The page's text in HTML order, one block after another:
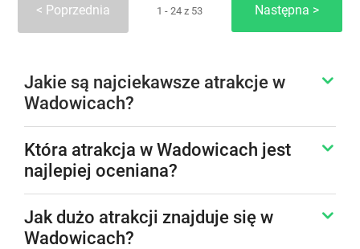
Poprzednia 1 - 24 z 53 Następna
Jakie są najciekawsze atrakcje w
Wadowicach?
Która atrakcja w Wadowicach jest
najlepiej oceniana?
Jak dużo atrakcji znajduje się w
Wadowicach?